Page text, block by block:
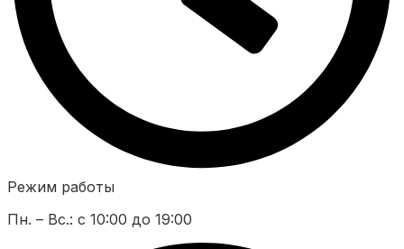
Режим работы
Пн. – Вс.: с 10:00 до 19:00